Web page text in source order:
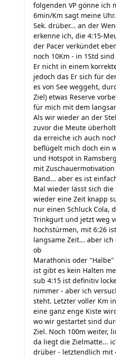
folgenden VP gönne ich
6min/Km sagt meine
Sek. drüber... an der
erkenne ich, die 4:15-
der Pacer verkündet
noch 10Km - in 1Std
Er nicht in einem
jedoch das Er sich für
es von See weggeht,
Ziel) etwas Reserve
für mich mit dem
Als wir wieder an der
zuvor die Meute
da erreiche ich auch
beflügelt mich doch ein
und Hotspot in
mit
Band... aber es ist
Mal wieder lässt sich
wieder eine Zeit knapp
nur einen Schluck Cola,
Trinkgurt und jetzt weg
hochstürmen, mit 6:26
langsame Zeit... aber
ob
Marathonis oder
ist gibt es kein Halten
sub 4:15 ist definitiv
nimmer - aber ich
steht. Letzter voller Km
eine ganz enge Kiste
wo wir gestartet sind
Ziel. Noch 100m weiter,
da liegt die Zielmatte...
drüber - letztendlich mit